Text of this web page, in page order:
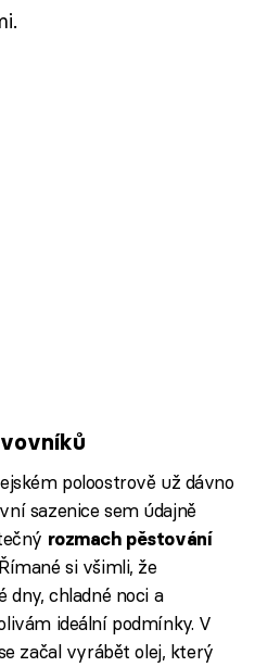
poloostrově už dávno
sazenice sem údajně
rozmach pěstování
si všimli, že
dny, chladné noci a
ideální podmínky. V
začal vyrábět olej, který